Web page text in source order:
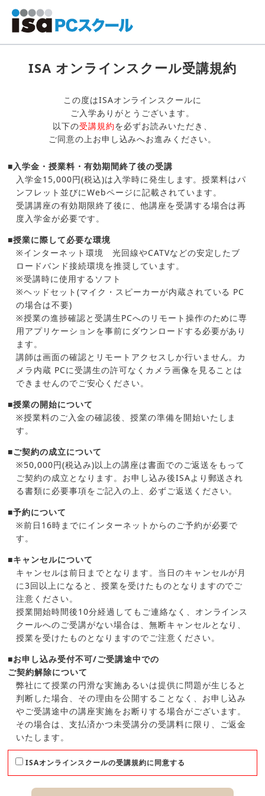
ISA オンラインスクール受講規約
この度はISAオンラインスクールに
ご入学ありがとうございます。
以下の受講規約を必ずお読みいただき、
ご同意の上お申し込みへお進みください。
■入学金・授業料・有効期間終了後の受講
入学金15,000円(税込)は入学時に発生します。授業料はパ
ンフレット並びにWebページに記載されています。
受講講座の有効期限終了後に、他講座を受講する場合は再
度入学金が必要です。
■授業に際して必要な環境
※インターネット環境 光回線やCATVなどの安定したブ
ロードバンド接続環境を推奨しています。
※受講時に使用するソフト
※ヘッドセット(マイク・スピーカーが内蔵されている PC
の場合は不要)
※授業の進捗確認と受講生PCへのリモート操作のために専
用アプリケーションを事前にダウンロードする必要があり
ます。
講師は画面の確認とリモートアクセスしか行いません。カ
メラ内蔵 PCに受講生の許可なくカメラ画像を見ることは
できませんのでご安心ください。
■授業の開始について
※授業料のご入金の確認後、授業の準備を開始いたしま
す。
■ご契約の成立について
※50,000円(税込み)以上の講座は書面でのご返送をもって
ご契約の成立となります。お申し込み後ISAより郵送され
る書類に必要事項をご記入の上、必ずご返送ください。
■予約について
※前日16時までにインターネットからのご予約が必要で
す。
■キャンセルについて
キャンセルは前日までとなります。当日のキャンセルが月
に3回以上になると、授業を受けたものとなりますのでご
注意ください。
授業開始時間後10分経過してもご連絡なく、オンラインス
クールへのご受講がない場合は、無断キャンセルとなり、
授業を受けたものとなりますのでご注意ください。
■お申し込み受付不可/ご受講途中での
ご契約解除について
弊社にて授業の円滑な実施あるいは提供に問題が生じると
判断した場合、その理由を公開することなく、お申し込み
やご受講途中の講座実施をお断りする場合がございます。
その場合は、支払済かつ未受講分の受講料に限り、ご返金
いたします。
ISAオンラインスクールの受講規約に同意する